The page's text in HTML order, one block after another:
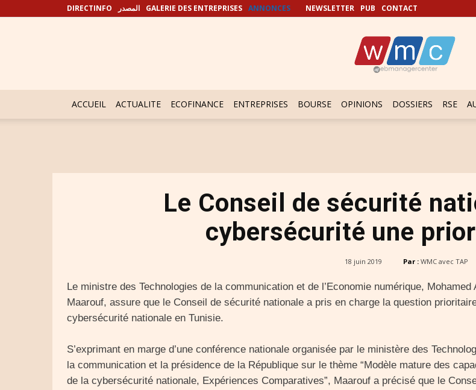
DIRECTINFO المصدر GALERIE DES ENTREPRISES ANNONCES NEWSLETTER PUB CONTACT
ACCUEIL ACTUALITE ECOFINANCE ENTREPRISES BOURSE OPINIONS DOSSIERS RSE
Le Conseil de sécurité
cybersécurité une
18 juin 2019 Par : WMC avec TAP
Le ministre des Technologies de la communication et de l’Economie numérique, Mohamed
Maarouf, assure que le Conseil de sécurité nationale a pris en charge la question
cybersécurité nationale en Tunisie.
S’exprimant en marge d’une conférence nationale organisée par le ministère des
la communication et la présidence de la République sur le thème “Modèle mature des
de la cybersécurité nationale, Expériences Comparatives”, Maarouf a précisé que le